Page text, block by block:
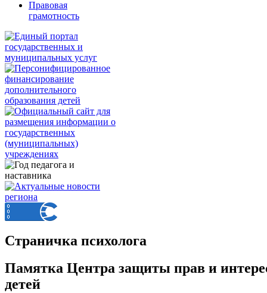
Правовая
грамотность
Страничка психолога
Памятка Центра защиты прав и
детей